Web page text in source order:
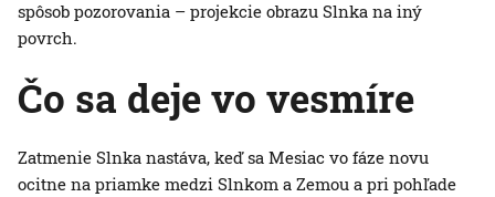
spôsob pozorovania – projekcie obrazu Slnka na iný
povrch.
Čo sa deje vo vesmíre
Zatmenie Slnka nastáva, keď sa Mesiac vo fáze novu
ocitne na priamke medzi Slnkom a Zemou a pri pohľade